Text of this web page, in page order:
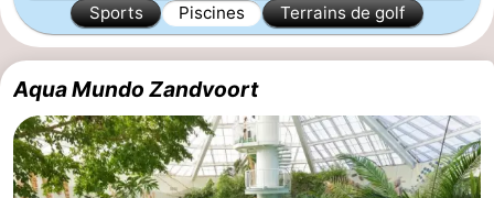
nuit
Campings
Chaumières
Hôtels
Last
Sports
Piscines Terrains de golf
Aqua Mundo Zandvoort